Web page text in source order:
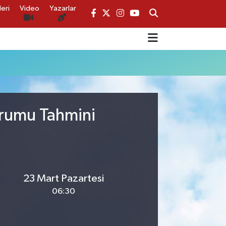
Video Yazarlar
Tahmini
23 Mart Pazartesi
06:30